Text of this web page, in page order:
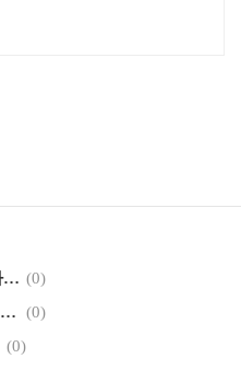
올리브 오일 효능 및 부작용 알아보기 (0)
콜레스테롤 낮추는 음식 10가지 알아보기
(0)
(0)